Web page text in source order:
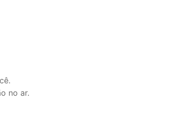
no ar.